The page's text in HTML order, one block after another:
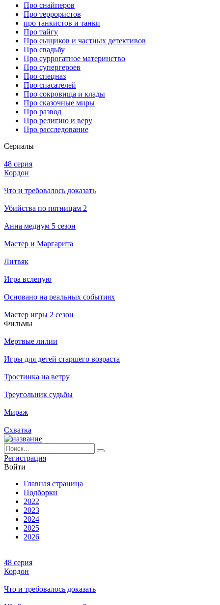
Про снайперов
Про террористов
про танкистов и танки
Про тайгу
Про сыщиков и частных детективов
Про свадьбу
Про суррогатное материнство
Про супергероев
Про спецназ
Про спасателей
Про сокровища и клады
Про сказочные миры
Про развод
Про религию и веру
Про расследование
Се­риа­лы
48 серия
Кордон
Что и требовалось доказать
Убийства по пятницам 2
Анна медиум 5 сезон
Мастер и Маргарита
Литвяк
Игра вслепую
Основано на реальных событиях
Мастер игры 2 сезон
Филь­мы
Мертвые лилии
Игры для детей старшего возраста
Тростинка на ветру
Треугольник судьбы
Мираж
Схватка
Ре­ги­ст­ра­ция
Вой­ти
Глав­ная стра­ни­ца
Подборки
2022
2023
2024
2025
2026
48 серия
Кордон
Что и требовалось доказать